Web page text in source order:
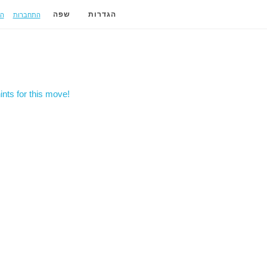
התחברות שפה הגדרות
for this move!